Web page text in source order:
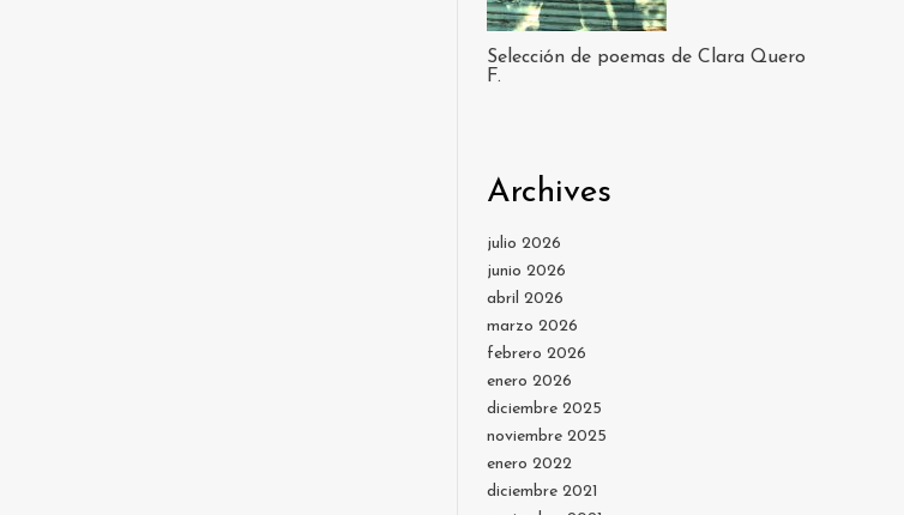
Selección de poemas de Clara Quero
F.
Archives
julio 2026
junio 2026
abril 2026
marzo 2026
febrero 2026
enero 2026
diciembre 2025
noviembre 2025
enero 2022
diciembre 2021